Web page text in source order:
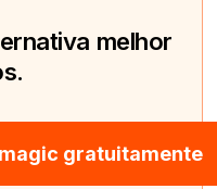
melhor
gratuitamente